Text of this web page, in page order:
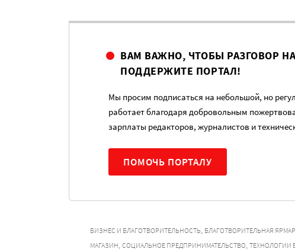
ВАМ ВАЖНО, ЧТОБЫ РАЗГОВОР
ПОДДЕРЖИТЕ ПОРТАЛ!
Мы просим подписаться на небольшой, но
работает благодаря добровольным
зарплаты редакторов, журналистов и
ПОМОЧЬ ПОРТАЛУ
БИЗНЕС И БЛАГОТВОРИТЕЛЬНОСТЬ, БЛАГОТВОРИТЕЛЬНАЯ
МАГАЗИН, СОЦИАЛЬНОЕ ПРЕДПРИНИМАТЕЛЬСТВО, ТЕХНОЛОГИИ